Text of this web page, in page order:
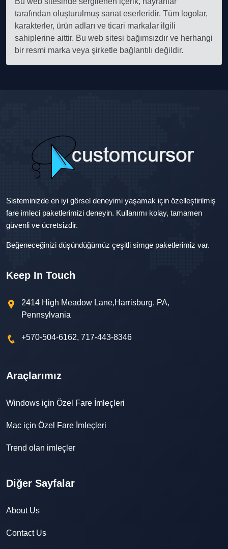
tarafından oluşturulmuş sanat eserleridir. Tüm logolar,
karakterler, ürün adları ve ticari markalar ilgili
sahiplerine aittir. Bu web sitesi bağımsızdır ve herhangi
bir resmi marka veya şirketle bağlantılı değildir.
Sisteminizde en iyi görsel deneyimi yaşamak için özelleştirilmiş
fare imleci paketlerimizi deneyin. Kullanımı kolay, tamamen
güvenli ve ücretsizdir.
Beğeneceğinizi düşündüğümüz çeşitli simge paketlerimiz var.
Keep In Touch
2414 High Meadow Lane,Harrisburg, PA,
Pennsylvania
+570-504-6162, 717-443-8346
Araçlarımız
Windows için Özel Fare İmleçleri
Mac için Özel Fare İmleçleri
Trend olan imleçler
Diğer Sayfalar
About Us
Contact Us